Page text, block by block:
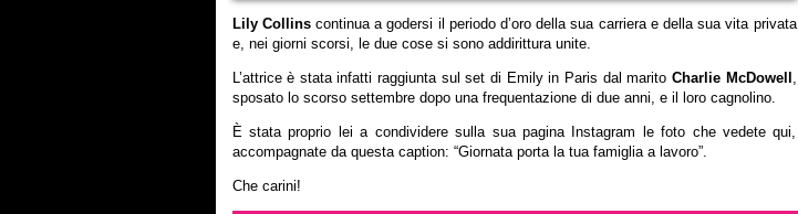
Lily Collinscontinua a godersi il periodo d’oro della sua carriera e della sua vita privata
e, nei giorni scorsi, le due cose si sono addirittura unite.
L’attrice è stata infatti raggiunta sul set di Emily in Paris dal marito Charlie McDowell ,
sposato lo scorso settembre dopo una frequentazione di due anni, e il loro cagnolino.
È stata proprio lei a condividere sulla sua pagina Instagram le foto che vedete qui,
accompagnate da questa caption: “Giornata porta la tua famiglia a lavoro”.
Che carini!